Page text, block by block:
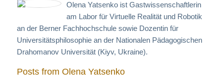
Olena Yatsenko ist Gastwissenschaftlerin
am Labor für Virtuelle Realität und Robotik
an der Berner Fachhochschule sowie Dozentin für
Universitätsphilosophie an der Nationalen Pädagogischen
Drahomanov Universität (Kiyv, Ukraine).
Posts from Olena Yatsenko